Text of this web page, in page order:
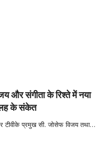
संगीता के रिश्ते में नया
के संकेत
प्रमुख सी. जोसेफ विजय तथा…